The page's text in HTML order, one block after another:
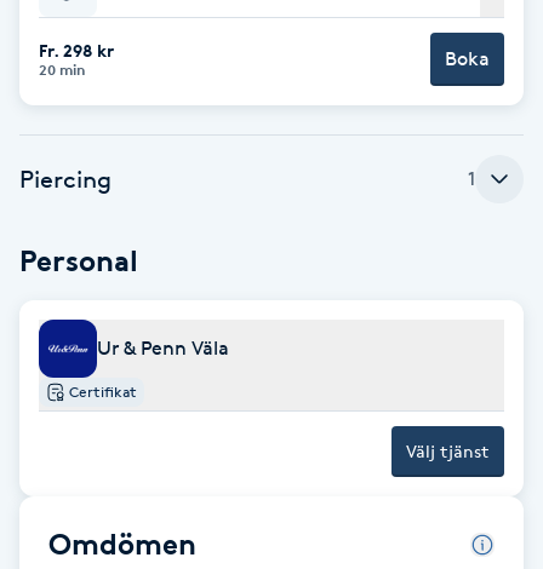
Babylights
Balayage
Bambumassage
Barber
Barnklippning
BIAB
Fr. 298 kr
20 min Boka
Piercing 1
Personal
Ur & Penn Väla
Certifikat
Välj tjänst
Omdömen